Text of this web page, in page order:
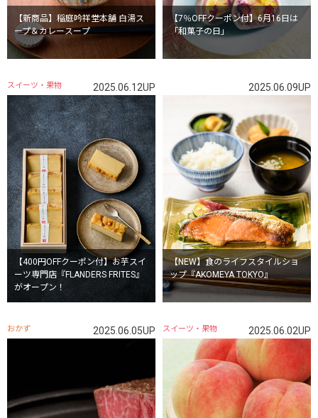
【新商品】稲庭吟祥堂本舗 白湯ス
ープ＆カレースープ
【7％OFFクーポン付】6月16日は
「和菓子の日」
【400円OFFクーポン付】お芋スイ
ーツ専門店『FLANDERS FRITES』
がオープン！
スイーツ・果物 2025.06.12UP
【NEW】食のライフスタイルショ
ップ『AKOMEYA TOKYO』
2025.06.09UP
おかず 2025.06.05UP スイーツ・果物 2025.06.02UP